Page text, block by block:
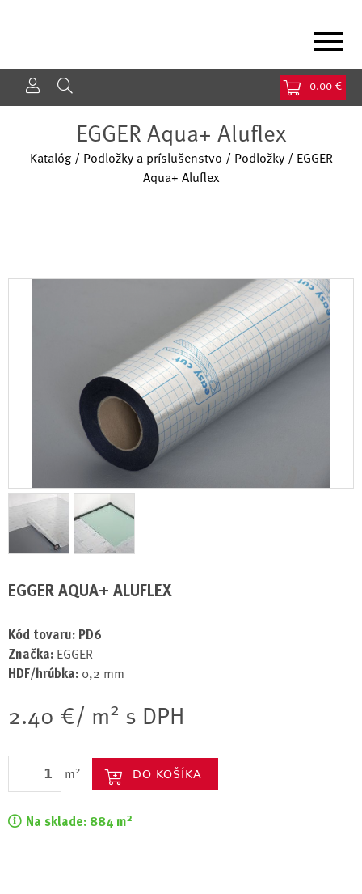
0.00 €
EGGER Aqua+ Aluflex
Katalóg/ Podložky a príslušenstvo / Podložky/ EGGER
Aqua+ Aluflex
EGGER AQUA+ ALUFLEX
Kód tovaru: PD6
Značka: EGGER
HDF/hrúbka: 0,2 mm
2.40 €/ m2 s DPH
m2
Na sklade: 884 m2